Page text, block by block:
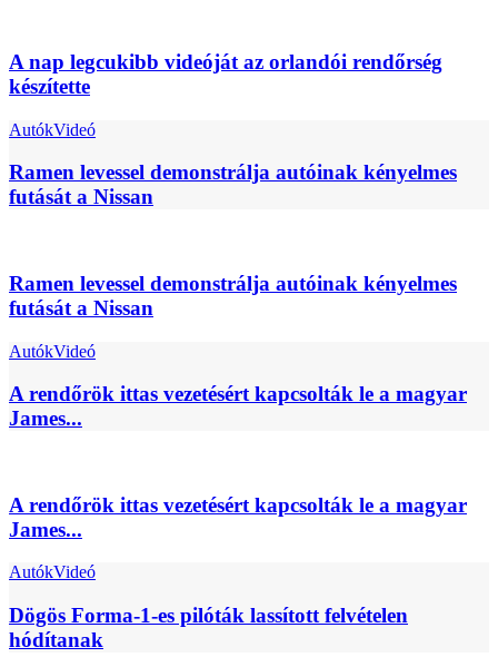
A nap legcukibb videóját az orlandói rendőrség
készítette
AutókVideó
Ramen levessel demonstrálja autóinak kényelmes
futását a Nissan
Ramen levessel demonstrálja autóinak kényelmes
futását a Nissan
AutókVideó
A rendőrök ittas vezetésért kapcsolták le a magyar
James...
A rendőrök ittas vezetésért kapcsolták le a magyar
James...
AutókVideó
Dögös Forma-1-es pilóták lassított felvételen
hódítanak